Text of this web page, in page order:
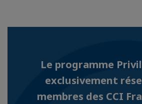
Le programme
exclusivement
membres des CCI